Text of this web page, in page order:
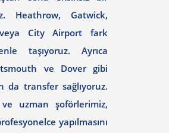
Heathrow, Gatwick,
City Airport fark
taşıyoruz. Ayrıca
ve Dover gibi
da transfer sağlıyoruz.
uzman şoförlerimiz,
yapılmasını